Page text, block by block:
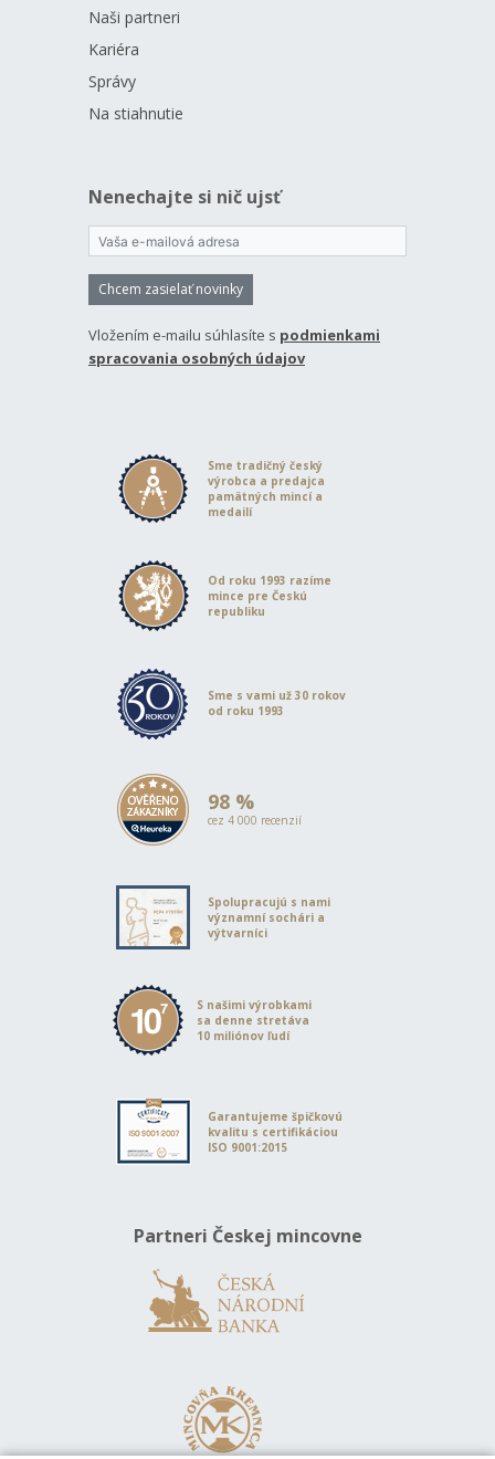
Naši partneri
Kariéra
Správy
Na stiahnutie
Nenechajte si nič ujsť
Chcem zasielať novinky
Vložením e-mailu súhlasíte s podmienkami
spracovania osobných údajov
Sme tradičný český
výrobca a predajca
pamätných mincí a
medailí
Od roku 1993 razíme
mince pre Českú
republiku
Sme s vami už 30 rokov
od roku 1993
98 %
cez 4 000 recenzií
Spolupracujú s nami
významní sochári a
výtvarníci
S našimi výrobkami
sa denne stretáva
10 miliónov ľudí
Garantujeme špičkovú
kvalitu s certifikáciou
ISO 9001:2015
Partneri Českej mincovne